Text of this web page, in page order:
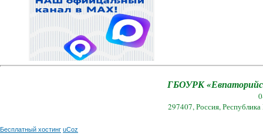
ГБОУРК
297407, Россия,
Бесплатный хостинг uCoz